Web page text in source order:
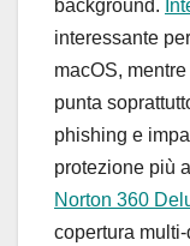
background.
interessante
macOS, mentre
punta
phishing e
protezione più
Norton 360
copertura